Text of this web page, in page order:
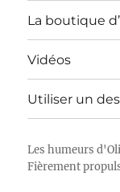
La boutique
Vidéos
Utiliser un
Les humeurs d'Oli
Fièrement